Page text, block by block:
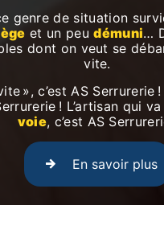
genre de situation
et un peudémuni…
dont on veut se
vite.
», c’est AS Serrurerie
! L’artisan qui
voie, c’est AS
En savoir plus